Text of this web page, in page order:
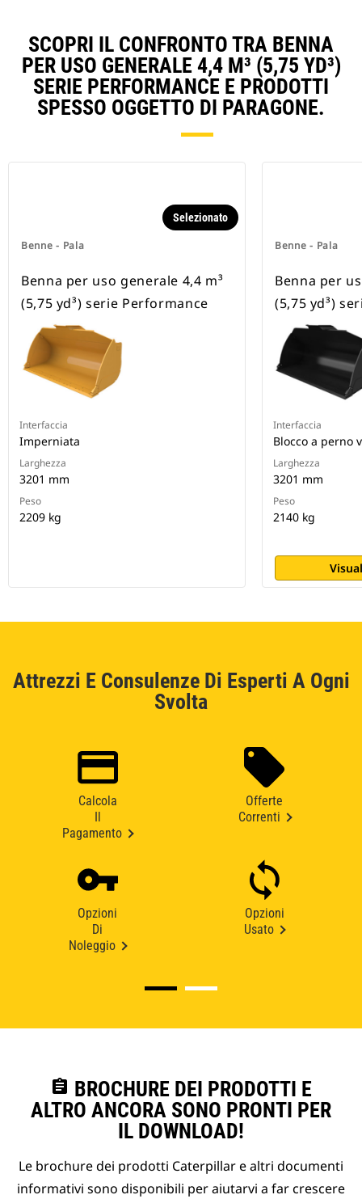
SCOPRI IL CONFRONTO TRA BENNA
PER USO GENERALE 4,4 M³ (5,75 YD³)
SERIE PERFORMANCE E PRODOTTI
SPESSO OGGETTO DI PARAGONE.
Benne - Pala
Selezionato
Benna per uso generale 4,4 m³
(5,75 yd³) serie Performance
Interfaccia
Imperniata
Larghezza
3201 mm
Peso
2209 kg
Benne - Pala
Benna per
(5,75 yd³)
Interfaccia
Blocco a perno
Larghezza
3201 mm
Peso
2140 kg
Attrezzi E Consulenze Di Esperti A Ogni
Svolta
Calcola
Pagamento
Offerte
Correnti
Opzioni
Di
Noleggio
Opzioni
Usato
assignment BROCHURE DEI PRODOTTI E
ALTRO ANCORA SONO PRONTI PER
IL DOWNLOAD!
Le brochure dei prodotti Caterpillar e altri documenti
informativi sono disponibili per aiutarvi a far crescere